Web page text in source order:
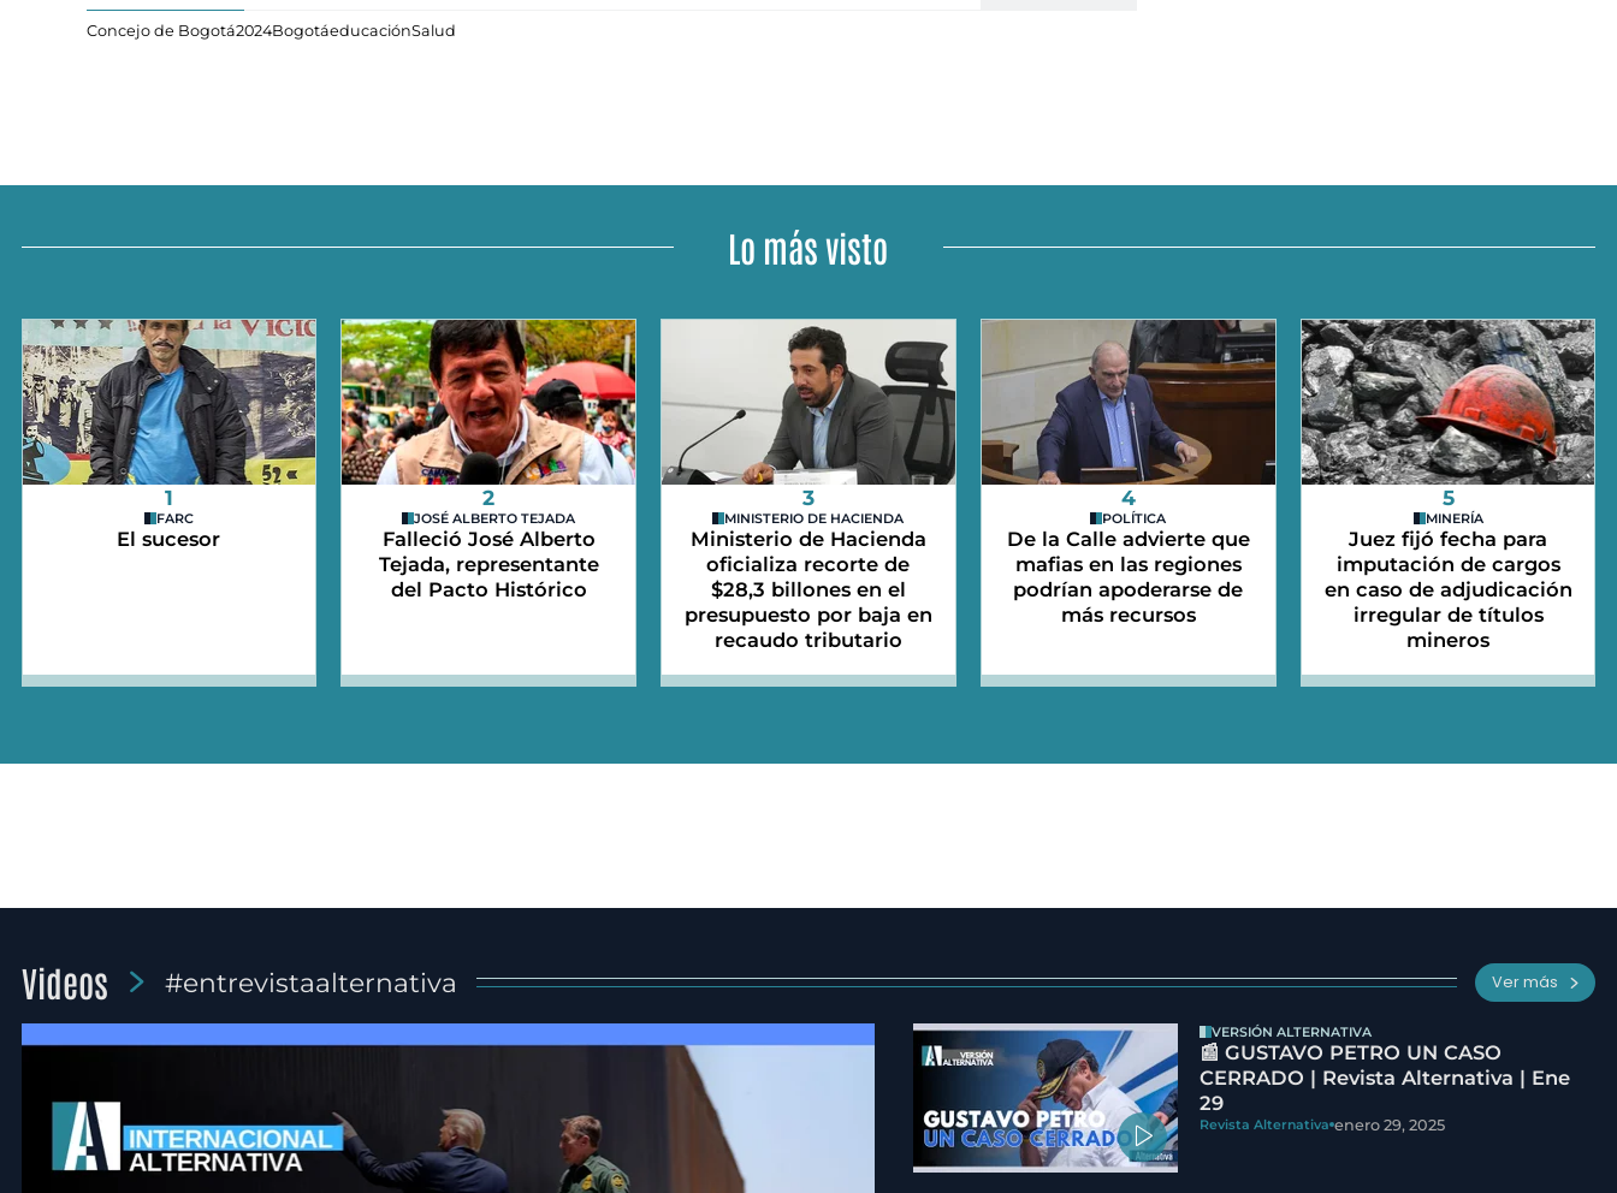
Concejo de Bogotá2024BogotáeducaciónSalud
Lo más visto
1
FARC
El sucesor
2
JOSÉ ALBERTO TEJADA
Falleció José Alberto
Tejada, representante
del Pacto Histórico
3
MINISTERIO DE HACIENDA
Ministerio de Hacienda
oficializa recorte de
$28,3 billones en el
presupuesto por baja en
recaudo tributario
4
POLÍTICA
De la Calle advierte que
mafias en las regiones
podrían apoderarse de
más recursos
5
MINERÍA
Juez fijó fecha para
imputación de cargos
en caso de adjudicación
irregular de títulos
mineros
Videos #entrevistaalternativa Ver más
VERSIÓN ALTERNATIVA
📰 GUSTAVO PETRO UN CASO
CERRADO | Revista Alternativa | Ene
29
Revista Alternativa enero 29, 2025